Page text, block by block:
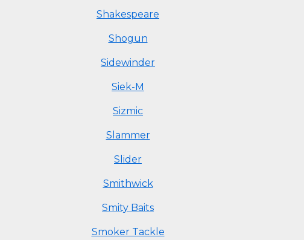
Shakespeare
Shogun
Sidewinder
Siek-M
Sizmic
Slammer
Slider
Smithwick
Smity Baits
Smoker Tackle